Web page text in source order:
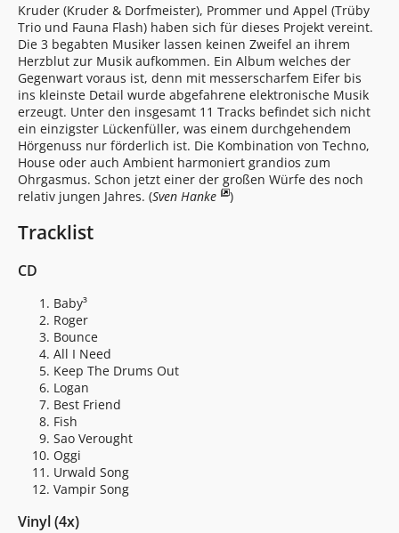
Kruder (Kruder & Dorfmeister), Prommer und Appel (Trüby
Trio und Fauna Flash) haben sich für dieses Projekt vereint.
Die 3 begabten Musiker lassen keinen Zweifel an ihrem
Herzblut zur Musik aufkommen. Ein Album welches der
Gegenwart voraus ist, denn mit messerscharfem Eifer bis
ins kleinste Detail wurde abgefahrene elektronische Musik
erzeugt. Unter den insgesamt 11 Tracks befindet sich nicht
ein einzigster Lückenfüller, was einem durchgehendem
Hörgenuss nur förderlich ist. Die Kombination von Techno,
House oder auch Ambient harmoniert grandios zum
Ohrgasmus. Schon jetzt einer der großen Würfe des noch
relativ jungen Jahres. (Sven Hanke )
Tracklist
CD
Baby³
Roger
Bounce
All I Need
Keep The Drums Out
Logan
Best Friend
Fish
Sao Verought
Oggi
Urwald Song
Vampir Song
Vinyl (4x)